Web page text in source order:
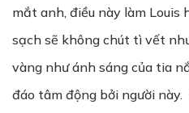
mắt anh, điều này làm
sạch sẽ không chút tì vết
vàng như ánh sáng của tia
đáo tâm động bởi người